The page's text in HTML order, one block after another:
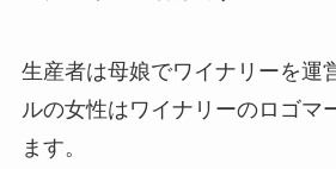
生産者は母娘でワイナリーを運
ルの女性はワイナリーのロゴマ
ます。